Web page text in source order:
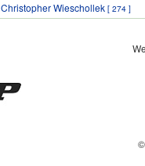
Christopher Wieschollek [ 274 ]